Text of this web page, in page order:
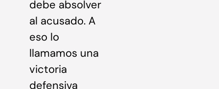
debe absolver
al acusado. A
eso lo
llamamos una
victoria
defensiva